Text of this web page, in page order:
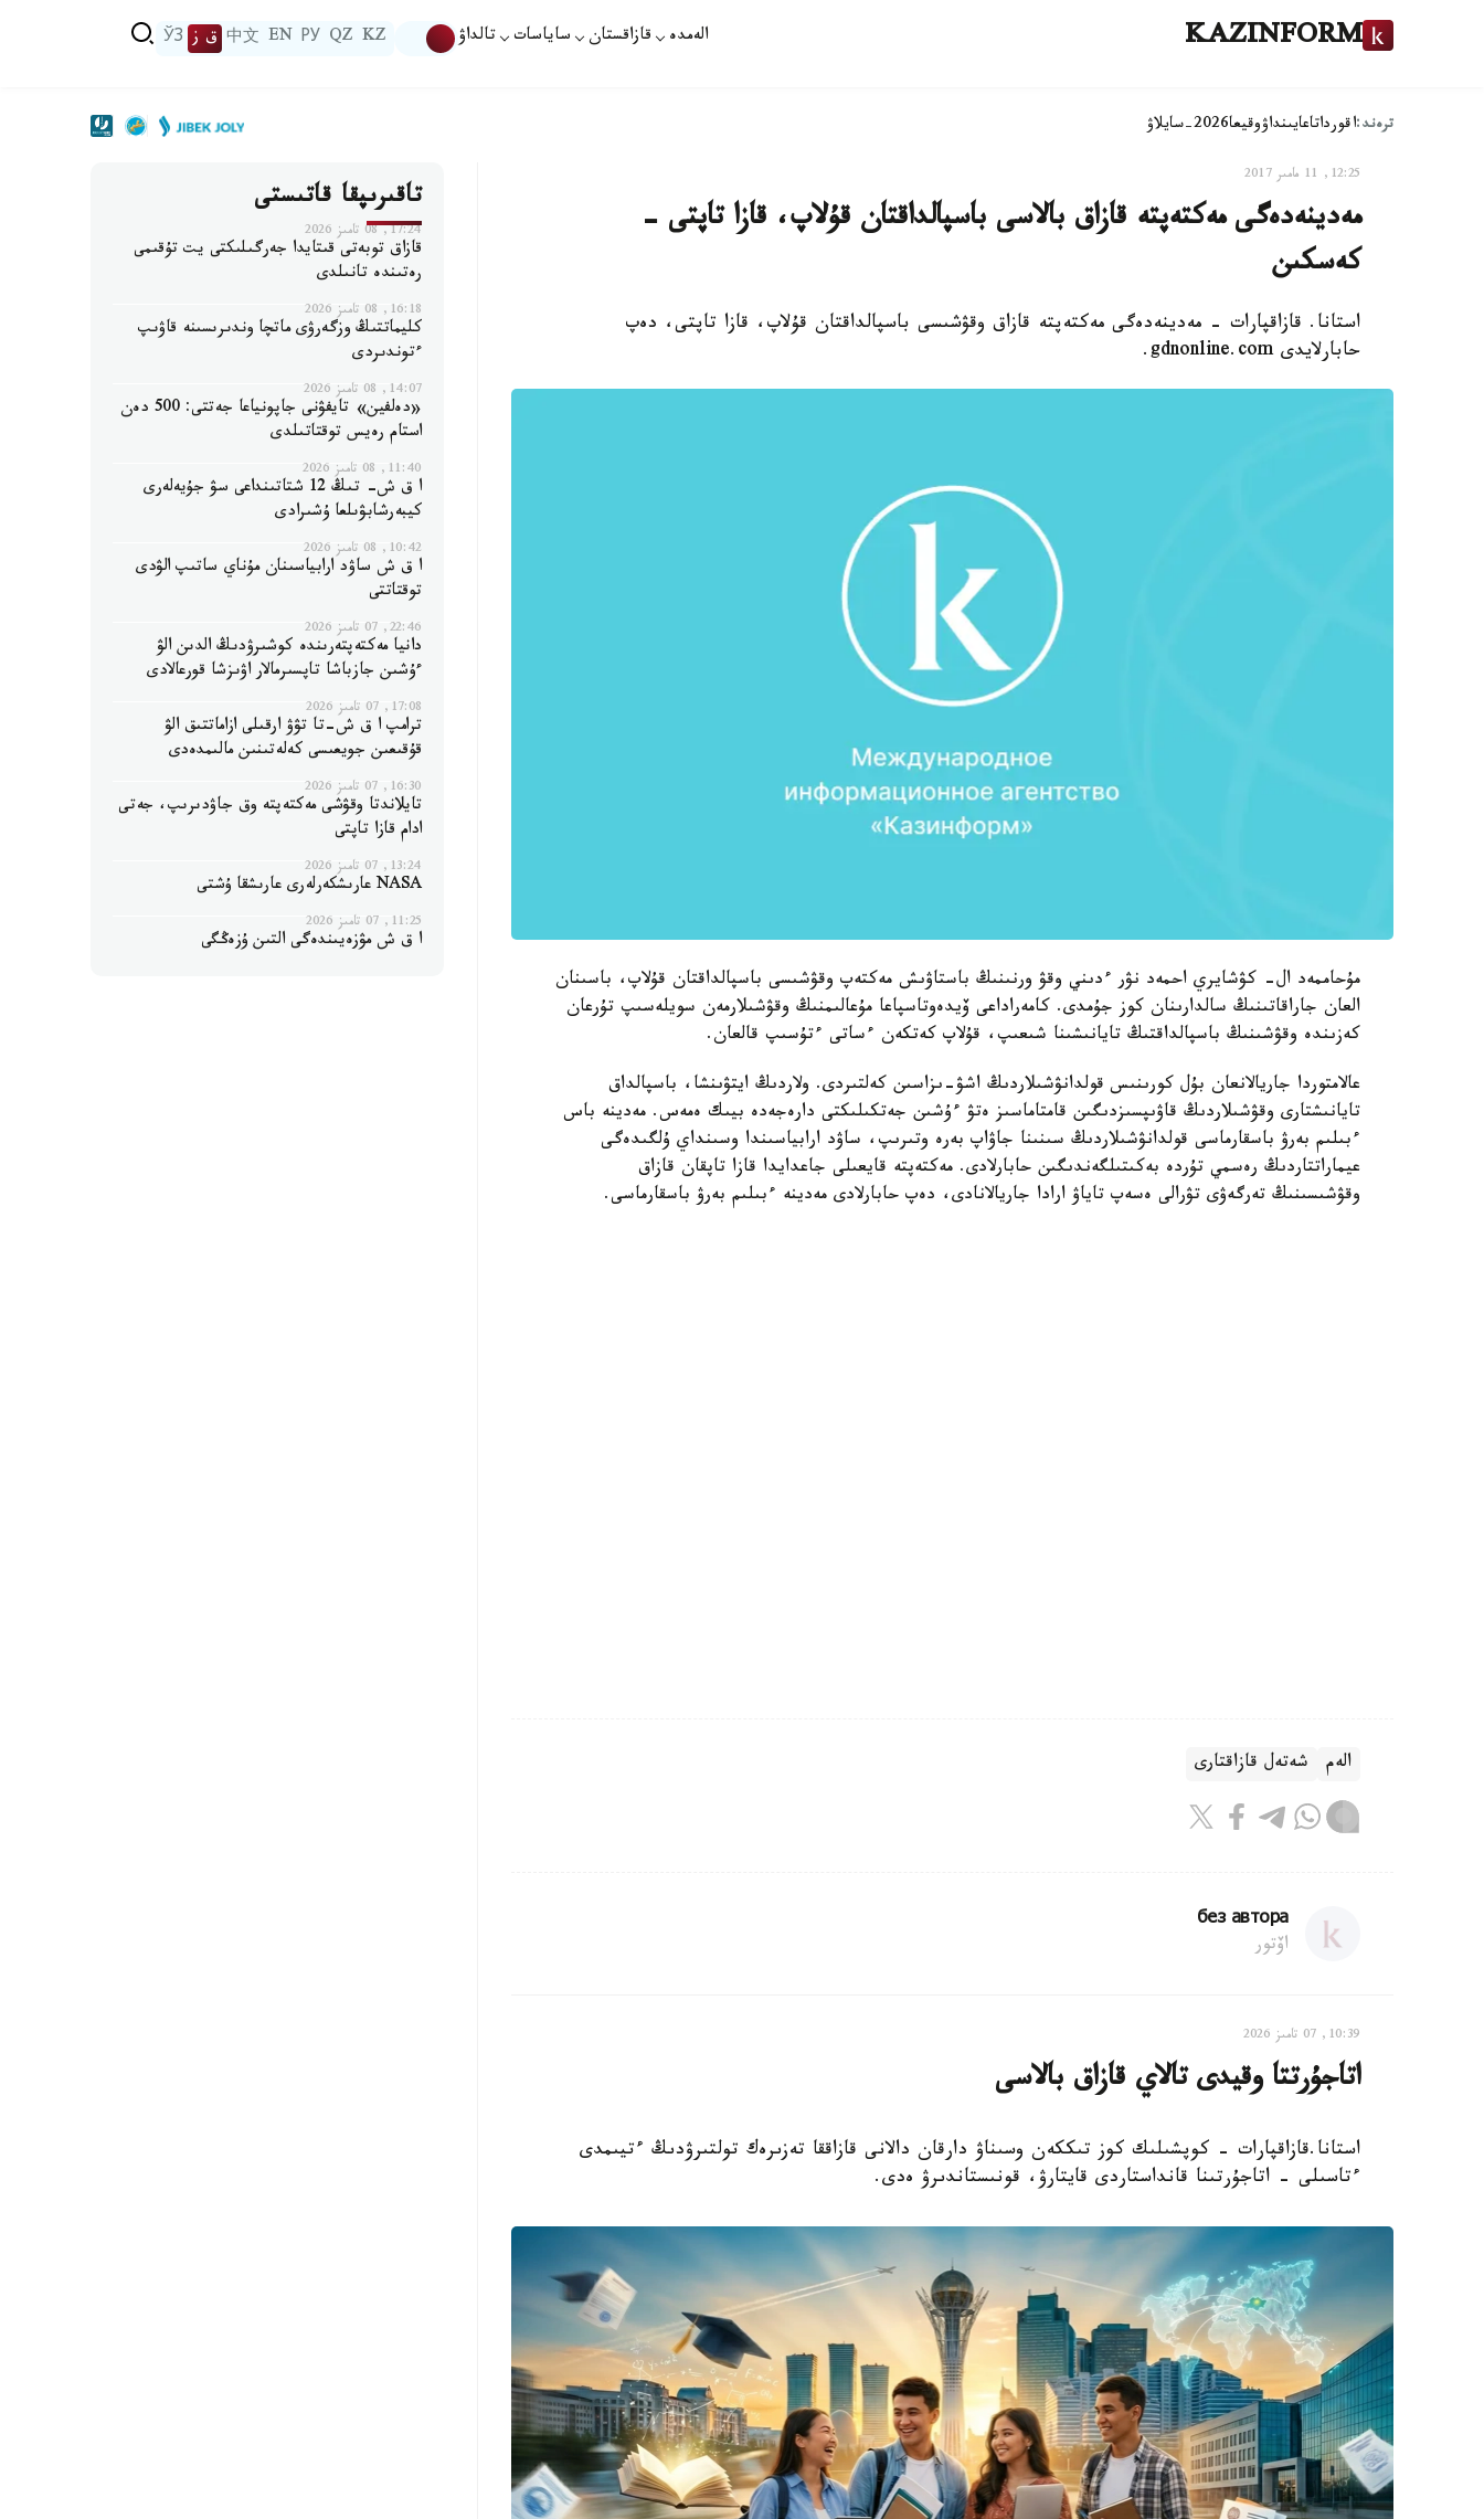
KAZINFORM الەمدە قازاقستان ساياسات تالداۋ KZ
QZ
РУ
EN
中文 ق ز ЎЗ
ترەند:اقورداتاعايىنداۋوقيعا2026-سايلاۋ
12:25, 11 مامىر 2017
مەدينەدەگى مەكتەپتە قازاق بالاسى باسپالداقتان قۇلاپ، قازا تاپتى -
كەسكىن
استانا. قازاقپارات - مەدينەدەگى مەكتەپتە قازاق وقۋشىسى باسپالداقتان قۇلاپ، قازا تاپتى، دەپ
حابارلايدى gdnonline.com.
مۇحاممەد ال- كۋشايري احمەد نۋر ءدىني وقۋ ورنىنىڭ باستاۋىش مەكتەپ وقۋشىسى باسپالداقتان قۇلاپ، باسىنان
العان جاراقاتىنىڭ سالدارىنان كوز جۇمدى. كامەراداعى ۆيدەوتاسپاعا مۇعالىمنىڭ وقۋشىلارمەن سويلەسىپ تۇرعان
كەزىندە وقۋشىنىڭ باسپالداقتىڭ تايانىشىنا شىعىپ، قۇلاپ كەتكەن ءساتى ءتۇسىپ قالعان.
عالامتوردا جاريالانعان بۇل كورىنىس قولدانۋشىلاردىڭ اشۋ-ىزاسىن كەلتىردى. ولاردىڭ ايتۋىنشا، باسپالداق
تايانىشتارى وقۋشىلاردىڭ قاۋىپسىزدىگىن قامتاماسىز ەتۋ ءۇشىن جەتكىلىكتى دارەجەدە بيىك ەمەس. مەدينە باس
ءبىلىم بەرۋ باسقارماسى قولدانۋشىلاردىڭ سىنىنا جاۋاپ بەرە وتىرىپ، ساۋد ارابياسىندا وسىنداي ۇلگىدەگى
عيماراتتاردىڭ رەسمي تۇردە بەكىتىلگەندىگىن حابارلادى. مەكتەپتە قايعىلى جاعدايدا قازا تاپقان قازاق
وقۋشىسىنىڭ تەرگەۋى تۋرالى ەسەپ تاياۋ ارادا جاريالانادى، دەپ حابارلادى مەدينە ءبىلىم بەرۋ باسقارماسى.
الەم شەتەل قازاقتارى
без автора
اۆتور
10:39, 07 تامىز 2026
اتاجۇرتتا وقيدى تالاي قازاق بالاسى
استانا.قازاقپارات - كوپشىلىك كوز تىككەن وسىناۋ دارقان دالانى قازاققا تەزىرەك تولتىرۋدىڭ ءتيىمدى
ءتاسىلى - اتاجۇرتىنا قانداستاردى قايتارۋ، قونىستاندىرۋ ەدى.
تاقىرىپقا قاتىستى
17:24, 08 تامىز 2026
قازاق توبەتى قىتايدا جەرگىلىكتى يت تۇقىمى
رەتىندە تانىلدى
16:18, 08 تامىز 2026
كليماتتىڭ وزگەرۋى ماتچا وندىرىسىنە قاۋىپ
ءتوندىردى
14:07, 08 تامىز 2026
«دەلفين» تايفۋنى جاپونياعا جەتتى: 500 دەن
استام رەيس توقتاتىلدى
11:40, 08 تامىز 2026
ا ق ش- تىڭ 12 شتاتىنداعى سۋ جۇيەلەرى
كيبەرشابۋىلعا ۇشىرادى
10:42, 08 تامىز 2026
ا ق ش ساۋد ارابياسىنان مۇناي ساتىپ الۋدى
توقتاتتى
22:46, 07 تامىز 2026
دانيا مەكتەپتەرىندە كوشىرۋدىڭ الدىن الۋ
ءۇشىن جازباشا تاپسىرمالار اۋىزشا قورعالادى
17:08, 07 تامىز 2026
ترامپ ا ق ش-تا تۋۋ ارقىلى ازاماتتىق الۋ
قۇقىعىن جويعىسى كەلەتىنىن مالىمدەدى
16:30, 07 تامىز 2026
تايلاندتا وقۋشى مەكتەپتە وق جاۋدىرىپ، جەتى
ادام قازا تاپتى
13:24, 07 تامىز 2026
NASA عارىشكەرلەرى عارىشقا ۇشتى
11:25, 07 تامىز 2026
ا ق ش مۋزەيىندەگى التىن ۇزەڭگى